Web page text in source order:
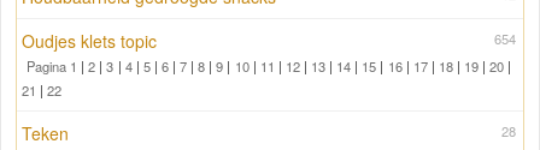
654
Oudjes klets topic
Pagina 1 |2 |3 | 4| 5| 6|7 |8 |9 | 10| 11 | 12| 13 | 14 | 15 | 16| 17| 18| 19|20 |
21 | 22
28
Teken